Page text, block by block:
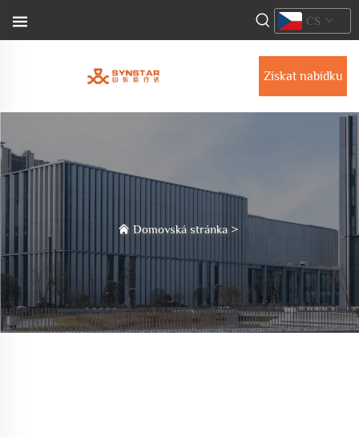
Získat nabídku
CS
Domovská stránka >